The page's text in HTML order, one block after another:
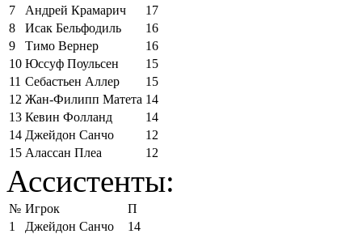
7
Андрей Крамарич
17
8
Исак Бельфодиль
16
9
Тимо Вернер
16
10 Юссуф Поульсен
15
11 Себастьен Аллер
15
12 Жан-Филипп Матета 14
13 Кевин Фолланд
14
14 Джейдон Санчо
12
15 Алассан Плеа 12
Ассистенты:
№ Игрок
П
1
Джейдон Санчо
14